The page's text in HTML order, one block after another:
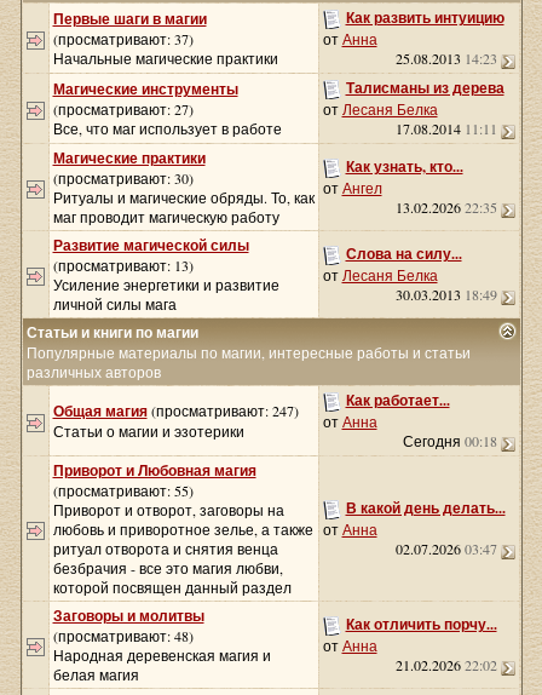
Первые шаги в магии
(просматривают: 37)
Начальные магические практики
Как развить интуицию
отАнна
25.08.2013 14:23
Магические инструменты
(просматривают: 27)
Все, что маг использует в работе
Талисманы из дерева
отЛесаня Белка
17.08.2014 11:11
Магические практики
(просматривают: 30)
Ритуалы и магические обряды. То, как
маг проводит магическую работу
Как узнать, кто...
отАнгел
13.02.202622:35
Развитие магической силы
(просматривают: 13)
Усиление энергетики и развитие
личной силы мага
Слова на силу...
отЛесаня Белка
30.03.2013 18:49
Статьи и книги по магии
Популярные материалы по магии, интересные работы и статьи
различных авторов
Общая магия (просматривают: 247)
Статьи о магии и эзотерики
Как работает...
отАнна
Сегодня 00:18
Приворот и Любовная магия
(просматривают: 55)
Приворот и отворот, заговоры на
любовь и приворотное зелье, а также
ритуал отворота и снятия венца
безбрачия - все это магия любви,
которой посвящен данный раздел
В какой день делать...
отАнна
02.07.202603:47
Заговоры и молитвы
(просматривают: 48)
Народная деревенская магия и
белая магия
Как отличить порчу...
отАнна
21.02.202622:02